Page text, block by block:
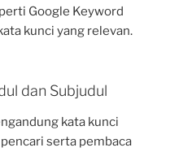
Google Keyword
kunci yang relevan.
dan Subjudul
kata kunci
serta pembaca